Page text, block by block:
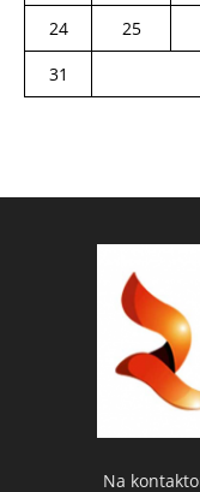
24
25
31
Na